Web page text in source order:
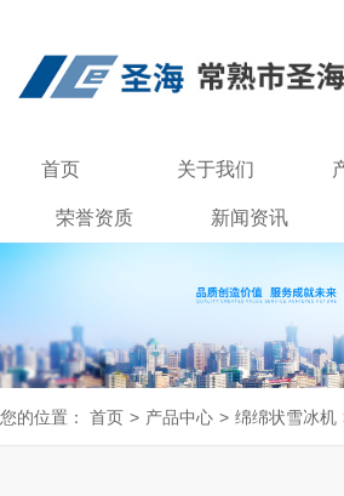
首页 关于我们
荣誉资质 新闻资讯
您的位置： 首页 > 产品中心 > 绵绵状雪冰机